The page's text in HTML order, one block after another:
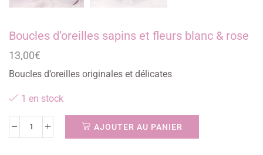
Boucles d’oreilles sapins et fleurs blanc & rose
13,00€
Boucles d’oreilles originales et délicates
1 en stock
AJOUTER AU PANIER